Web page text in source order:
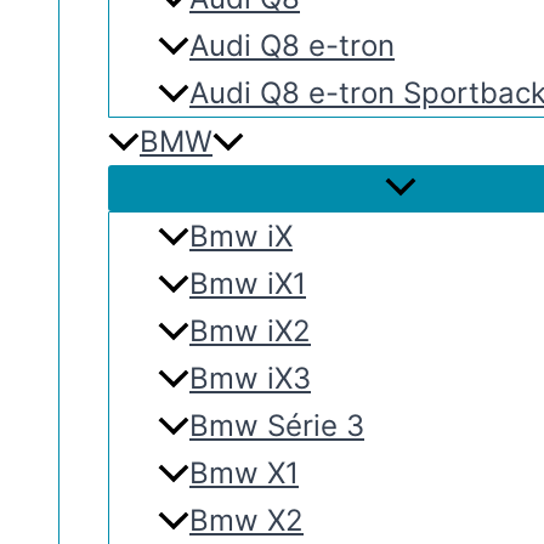
Audi Q8 e-tron
Audi Q8 e-tron
BMW
Bmw iX
Bmw iX1
Bmw iX2
Bmw iX3
Bmw Série 3
Bmw X1
Bmw X2